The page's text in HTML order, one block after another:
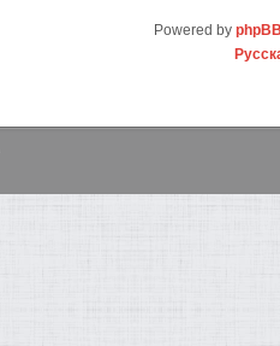
Powered by